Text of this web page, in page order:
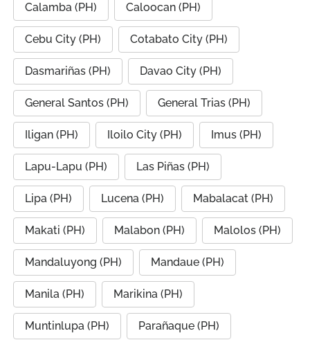
Calamba (PH) Caloocan (PH)
Cebu City (PH) Cotabato City (PH)
Dasmariñas (PH) Davao City (PH)
General Santos (PH) General Trias (PH)
Iligan (PH) Iloilo City (PH) Imus (PH)
Lapu-Lapu (PH) Las Piñas (PH)
Lipa (PH) Lucena (PH) Mabalacat (PH)
Makati (PH) Malabon (PH) Malolos (PH)
Mandaluyong (PH) Mandaue (PH)
Manila (PH) Marikina (PH)
Muntinlupa (PH) Parañaque (PH)